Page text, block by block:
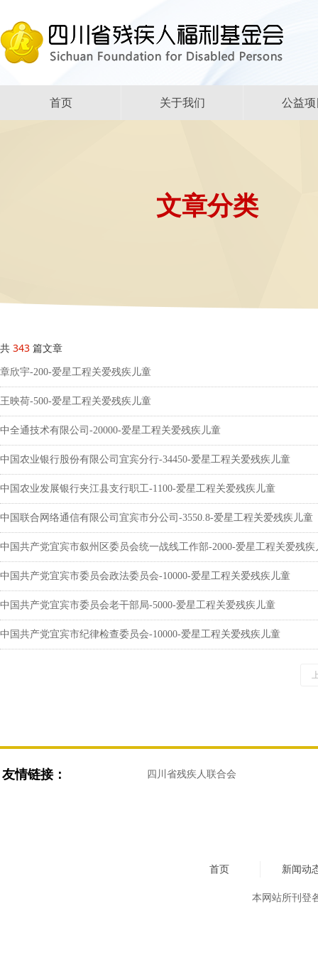
首页 关于我们 公益项
共 343 篇文章
章欣宇-200-爱星工程关爱残疾儿童
王映荷-500-爱星工程关爱残疾儿童
中全通技术有限公司-20000-爱星工程关爱残疾儿童
中国农业银行股份有限公司宜宾分行-34450-爱星工程关爱残疾儿童
中国农业发展银行夹江县支行职工-1100-爱星工程关爱残疾儿童
中国联合网络通信有限公司宜宾市分公司-3550.8-爱星工程关爱残疾儿童
中国共产党宜宾市叙州区委员会统一战线工作部-2000-爱星工程关爱残疾
中国共产党宜宾市委员会政法委员会-10000-爱星工程关爱残疾儿童
中国共产党宜宾市委员会老干部局-5000-爱星工程关爱残疾儿童
中国共产党宜宾市纪律检查委员会-10000-爱星工程关爱残疾儿童
文章分类
四川省残疾人联合会
友情链接：
首页 新闻动
本网站所刊登